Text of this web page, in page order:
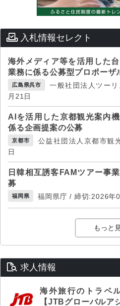
入札情報セレクト
海外メディア等を活用した
業務に係る公募型プロポーザ
広島県呉市
一般社団法人ツー
月21日
AIを活用した京都観光案内
係る企画提案の公募
京都市
公益社団法人京都市観
日
日韓相互誘客FAMツアー事
募
福岡県 福岡県庁 / 締切:2026年
もっと
求人情報
海外旅行のトラベ
【JTBグローバルア